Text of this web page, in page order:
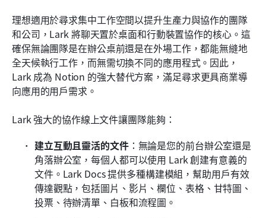
理想適用於尋求集中工作空間以提升生產力與協作的團隊
和公司，Lark 將聊天置於桌面和行動裝置協作的核心。這
確保無論團隊是在辦公桌前還是在外場工作，都能無縫地
全天候執行工作，而無需切換不同的應用程式。因此，
Lark 成為 Notion 的強大替代方案，滿足尋求更具商業導
向應用的用戶需求。
Lark 強大的協作線上文件讓團隊能夠：
建立互動且靈活的文件：無論是您的前台辦公室還是
角落辦公室，每個人都可以使用 Lark 創建有意義的
文件。Lark Docs 提供多種構建模組，幫助用戶有效
傳達觀點，包括圖片、影片、欄位、表格、甘特圖、
投票、待辦清單、白板和流程圖。